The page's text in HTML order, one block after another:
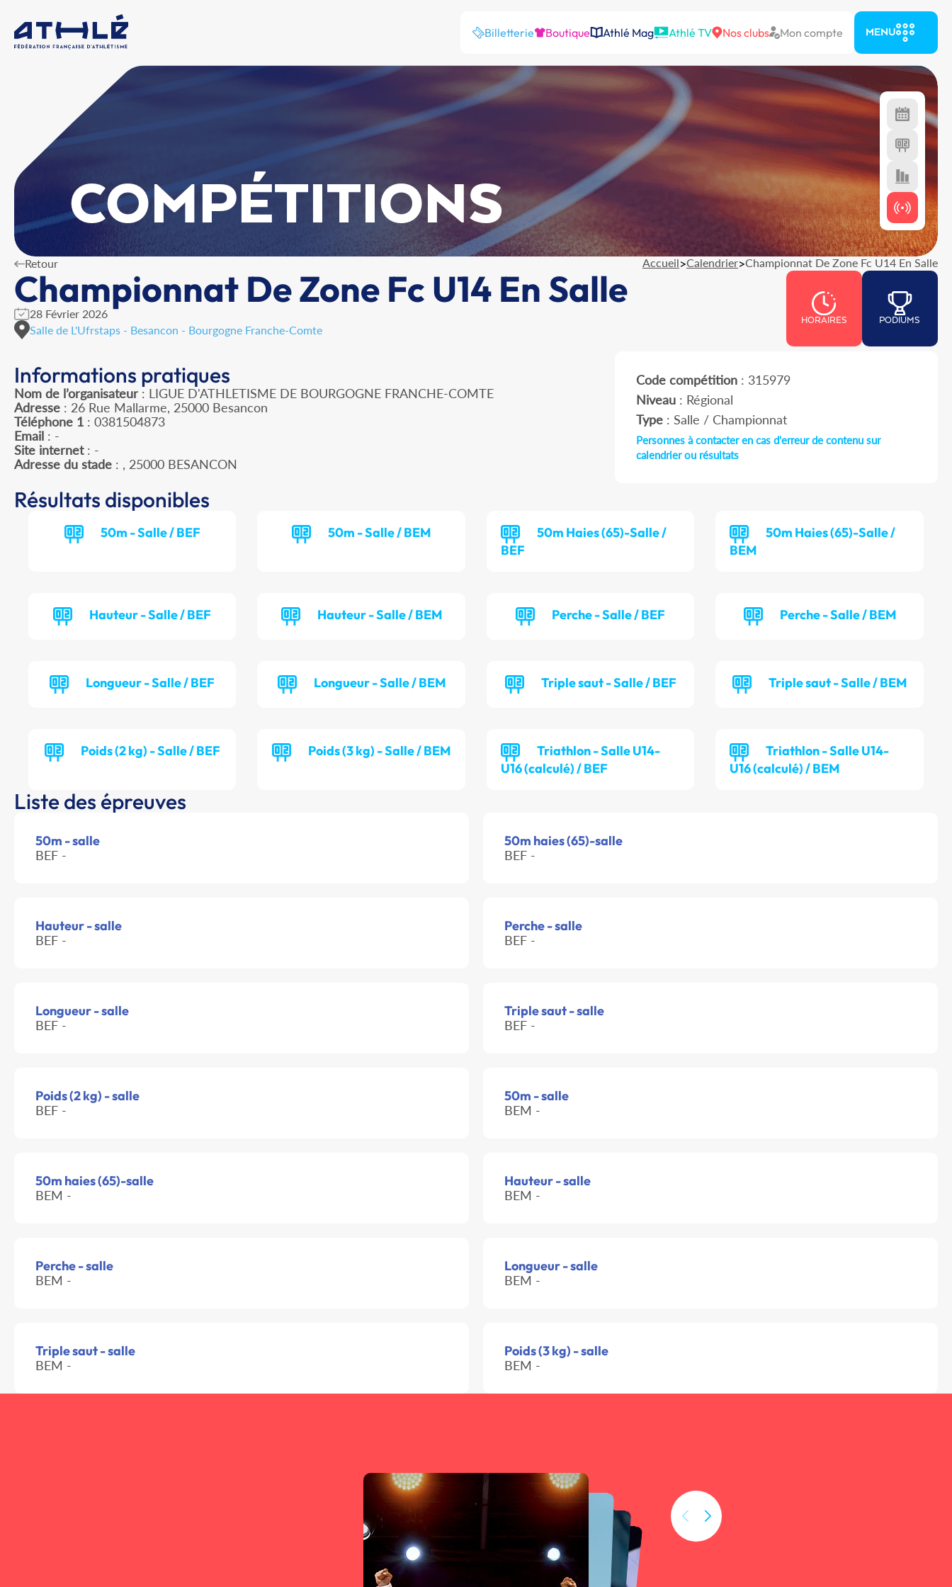
Billetterie Boutique Athlé Mag Athlé TV Nos clubs Mon compte MENU
COMPÉTITIONS
Retour Accueil>Calendrier>Championnat De Zone Fc U14 En Salle
Championnat De Zone Fc U14 En Salle
28 Février 2026
Salle de L'Ufrstaps - Besancon - Bourgogne Franche-Comte
HORAIRES PODIUMS
Informations pratiques
Nom de l’organisateur : LIGUE D'ATHLETISME DE BOURGOGNE FRANCHE-COMTE
Adresse : 26 Rue Mallarme, 25000 Besancon
Téléphone 1 : 0381504873
Email : -
Site internet: -
Adresse du stade : , 25000 BESANCON
Code compétition: 315979
Niveau: Régional
Type: Salle / Championnat
Personnes à contacter en cas d'erreur de contenu sur
calendrier ou résultats
Résultats disponibles
50m - Salle / BEF 50m - Salle / BEM
50m Haies (65)-Salle /
BEF
50m Haies (65)-Salle /
BEM
Hauteur - Salle / BEF Hauteur - Salle / BEM Perche - Salle / BEF Perche - Salle / BEM
Longueur - Salle / BEF Longueur - Salle / BEM Triple saut - Salle / BEF Triple saut - Salle / BEM
Poids (2 kg) - Salle / BEF Poids (3 kg) - Salle / BEM
Triathlon - Salle U14-
U16 (calculé) / BEF
Triathlon - Salle U14-
U16 (calculé) / BEM
Liste des épreuves
50m - salle
BEF -
50m haies (65)-salle
BEF -
Hauteur - salle
BEF -
Perche - salle
BEF -
Longueur - salle
BEF -
Triple saut - salle
BEF -
Poids (2 kg) - salle
BEF -
50m - salle
BEM -
50m haies (65)-salle
BEM -
Hauteur - salle
BEM -
Perche - salle
BEM -
Longueur - salle
BEM -
Triple saut - salle
BEM -
Poids (3 kg) - salle
BEM -